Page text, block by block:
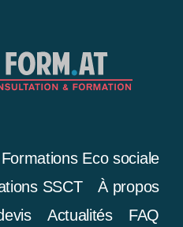
Formations Eco sociale
SSCT
À propos
Actualités
FAQ